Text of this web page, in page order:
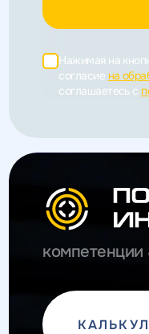
Нажимая на
согласие на
соглашаетесь c
компетенции